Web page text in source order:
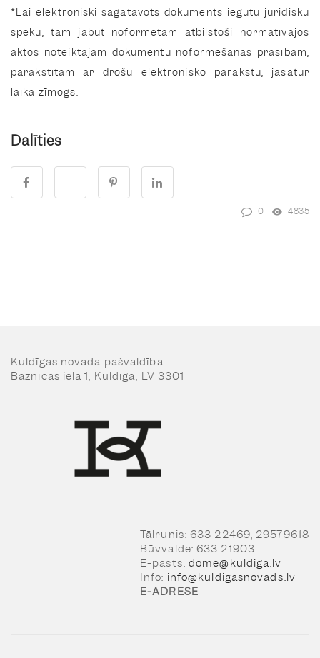
*Lai elektroniski sagatavots dokuments iegūtu juridisku
spēku, tam jābūt noformētam atbilstoši normatīvajos
aktos noteiktajām dokumentu noformēšanas prasībām,
parakstītam ar drošu elektronisko parakstu, jāsatur
laika zīmogs.
Dalīties
0 4835
Kuldīgas novada pašvaldība
Baznīcas iela 1, Kuldīga, LV 3301
Tālrunis: 633 22469, 29579618
Būvvalde: 633 21903
E-pasts: dome@kuldiga.lv
Info: info@kuldigasnovads.lv
E-ADRESE